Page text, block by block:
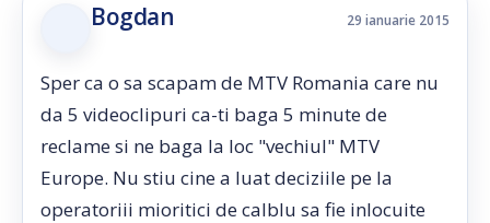
Bogdan 29 ianuarie 2015
Sper ca o sa scapam de MTV Romania care nu
da 5 videoclipuri ca-ti baga 5 minute de
reclame si ne baga la loc "vechiul" MTV
Europe. Nu stiu cine a luat deciziile pe la
operatoriii mioritici de calblu sa fie inlocuite